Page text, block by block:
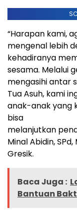
“Harapan kami,
mengenal lebih
kehadiranya
sesama. Melalui
mengasihi antar
Tua Asuh, kami
anak-anak yang
bisa
melanjutkan
Minal Abidin, SPd,
Gresik.
Baca Juga :
Bantuan